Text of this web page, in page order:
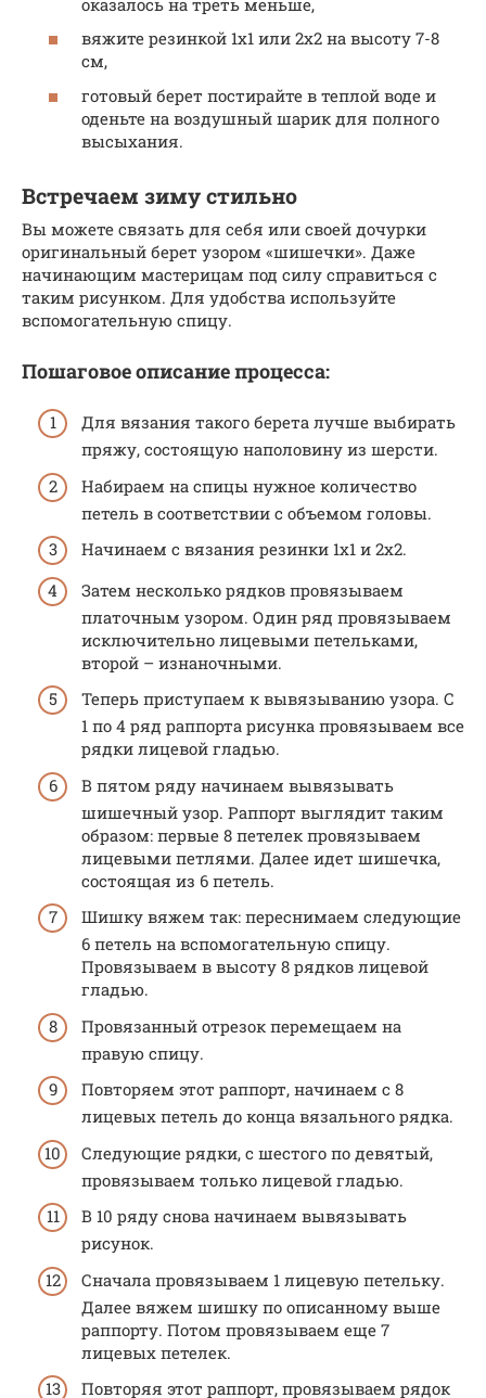
вяжите резинкой 1х1 или 2х2 на высоту 7-8
см,
готовый берет постирайте в теплой воде и
оденьте на воздушный шарик для полного
высыхания.
Встречаем зиму стильно
Вы можете связать для себя или своей дочурки
оригинальный берет узором «шишечки». Даже
начинающим мастерицам под силу справиться с
таким рисунком. Для удобства используйте
вспомогательную спицу.
Пошаговое описание процесса:
Для вязания такого берета лучше выбирать
пряжу, состоящую наполовину из шерсти.
Набираем на спицы нужное количество
петель в соответствии с объемом головы.
Начинаем с вязания резинки 1х1 и 2х2.
Затем несколько рядков провязываем
платочным узором. Один ряд провязываем
исключительно лицевыми петельками,
второй – изнаночными.
Теперь приступаем к вывязыванию узора. С
1 по 4 ряд раппорта рисунка провязываем все
рядки лицевой гладью.
В пятом ряду начинаем вывязывать
шишечный узор. Раппорт выглядит таким
образом: первые 8 петелек провязываем
лицевыми петлями. Далее идет шишечка,
состоящая из 6 петель.
Шишку вяжем так: переснимаем следующие
6 петель на вспомогательную спицу.
Провязываем в высоту 8 рядков лицевой
гладью.
Провязанный отрезок перемещаем на
правую спицу.
Повторяем этот раппорт, начинаем с 8
лицевых петель до конца вязального рядка.
Следующие рядки, с шестого по девятый,
провязываем только лицевой гладью.
В 10 ряду снова начинаем вывязывать
рисунок.
Сначала провязываем 1 лицевую петельку.
Далее вяжем шишку по описанному выше
раппорту. Потом провязываем еще 7
лицевых петелек.
Повторяя этот раппорт, провязываем рядок